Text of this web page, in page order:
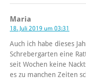
Maria
18. Juli 2019 um 03:31
Auch ich habe dieses
Schrebergarten eine
seit Wochen keine
es zu manchen Zeiten